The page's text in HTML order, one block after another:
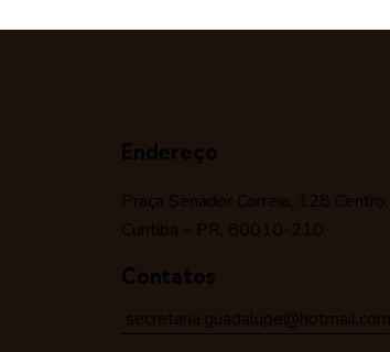
Endereço
Praça Senador Correia, 128 Centro,
Curitiba – PR, 80010-210
Contatos
secretaria.guadalupe@hotmail.com